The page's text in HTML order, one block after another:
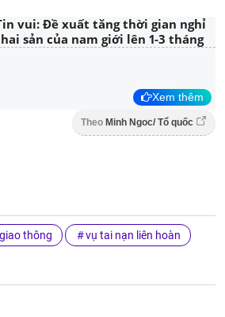
vui: Đề xuất tăng thời gian nghỉ
sản của nam giới lên 1-3 tháng
Xem thêm
Theo Minh Ngoc/ Tổ quốc
thông vụ tai nạn liên hoàn